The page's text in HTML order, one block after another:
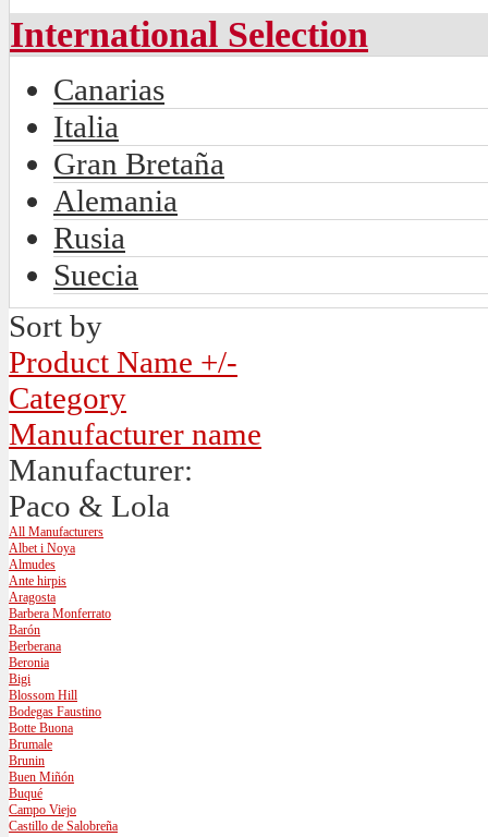
International Selection
Canarias
Italia
Gran Bretaña
Alemania
Rusia
Suecia
Sort by
Product Name +/-
Category
Manufacturer name
Manufacturer:
Paco & Lola
All Manufacturers
Albet i Noya
Almudes
Ante hirpis
Aragosta
Barbera Monferrato
Barón
Berberana
Beronia
Bigi
Blossom Hill
Bodegas Faustino
Botte Buona
Brumale
Brunin
Buen Miñón
Buqué
Campo Viejo
Castillo de Salobreña